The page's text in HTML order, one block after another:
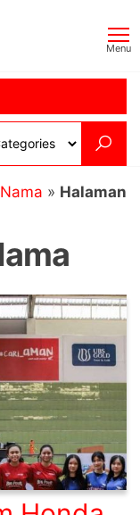
Menu
» Halaman